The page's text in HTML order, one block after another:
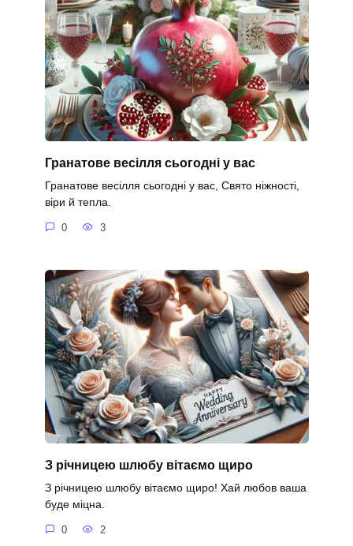
Гранатове весілля сьогодні у вас
Гранатове весілля сьогодні у вас, Свято ніжності,
віри й тепла.
0 3
З річницею шлюбу вітаємо щиро
З річницею шлюбу вітаємо щиро! Хай любов ваша
буде міцна.
0 2